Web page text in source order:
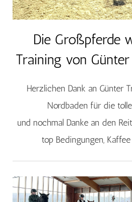
Die Großpferde
Training von
Herzlichen Dank an Günter
Nordbaden für die
und nochmal Danke an den
top Bedingungen,